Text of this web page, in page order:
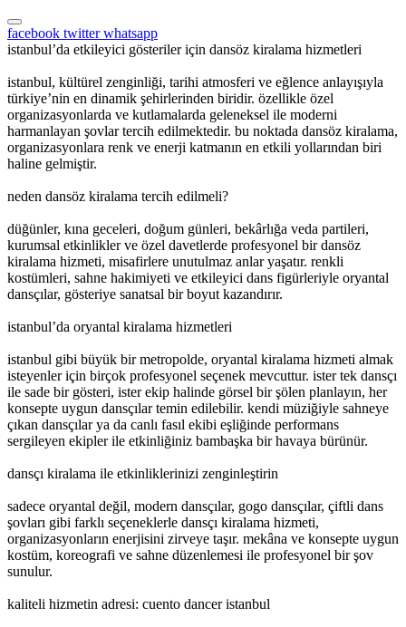
facebook twitterwhatsapp
istanbul’da etkileyici gösteriler için dansöz kiralama hizmetleri
istanbul, kültürel zenginliği, tarihi atmosferi ve eğlence anlayışıyla
türkiye’nin en dinamik şehirlerinden biridir. özellikle özel
organizasyonlarda ve kutlamalarda geleneksel ile moderni
harmanlayan şovlar tercih edilmektedir. bu noktada dansöz kiralama,
organizasyonlara renk ve enerji katmanın en etkili yollarından biri
haline gelmiştir.
neden dansöz kiralama tercih edilmeli?
düğünler, kına geceleri, doğum günleri, bekârlığa veda partileri,
kurumsal etkinlikler ve özel davetlerde profesyonel bir dansöz
kiralama hizmeti, misafirlere unutulmaz anlar yaşatır. renkli
kostümleri, sahne hakimiyeti ve etkileyici dans figürleriyle oryantal
dansçılar, gösteriye sanatsal bir boyut kazandırır.
istanbul’da oryantal kiralama hizmetleri
istanbul gibi büyük bir metropolde, oryantal kiralama hizmeti almak
isteyenler için birçok profesyonel seçenek mevcuttur. ister tek dansçı
ile sade bir gösteri, ister ekip halinde görsel bir şölen planlayın, her
konsepte uygun dansçılar temin edilebilir. kendi müziğiyle sahneye
çıkan dansçılar ya da canlı fasıl ekibi eşliğinde performans
sergileyen ekipler ile etkinliğiniz bambaşka bir havaya bürünür.
dansçı kiralama ile etkinliklerinizi zenginleştirin
sadece oryantal değil, modern dansçılar, gogo dansçılar, çiftli dans
şovları gibi farklı seçeneklerle dansçı kiralama hizmeti,
organizasyonların enerjisini zirveye taşır. mekâna ve konsepte uygun
kostüm, koreografi ve sahne düzenlemesi ile profesyonel bir şov
sunulur.
kaliteli hizmetin adresi: cuento dancer istanbul